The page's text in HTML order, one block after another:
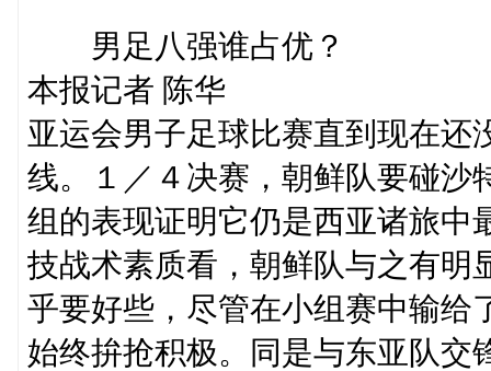
男足八强谁占优？
本报记者 陈华
亚运会男子足球比赛直到现在还
线。１／４决赛，朝鲜队要碰沙
组的表现证明它仍是西亚诸旅中
技战术素质看，朝鲜队与之有明
乎要好些，尽管在小组赛中输给
始终拚抢积极。同是与东亚队交